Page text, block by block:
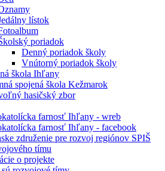
lístok
poriadok
Denný poriadok školy
Vnútorný poriadok školy
škola Ihľany
spojená škola Kežmarok
hasičský zbor
farnosť Ihľany - wreb
farnosť Ihľany - facebook
združenie pre rozvoj regiónov SPIŠ
tímu
o projekte